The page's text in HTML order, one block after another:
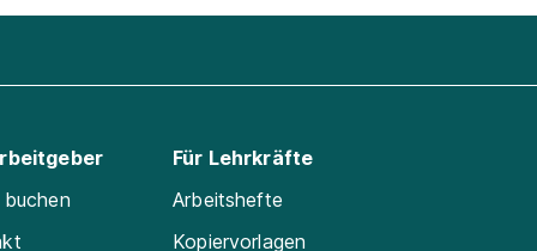
Für Lehrkräfte
Arbeitshefte
Kopiervorlagen